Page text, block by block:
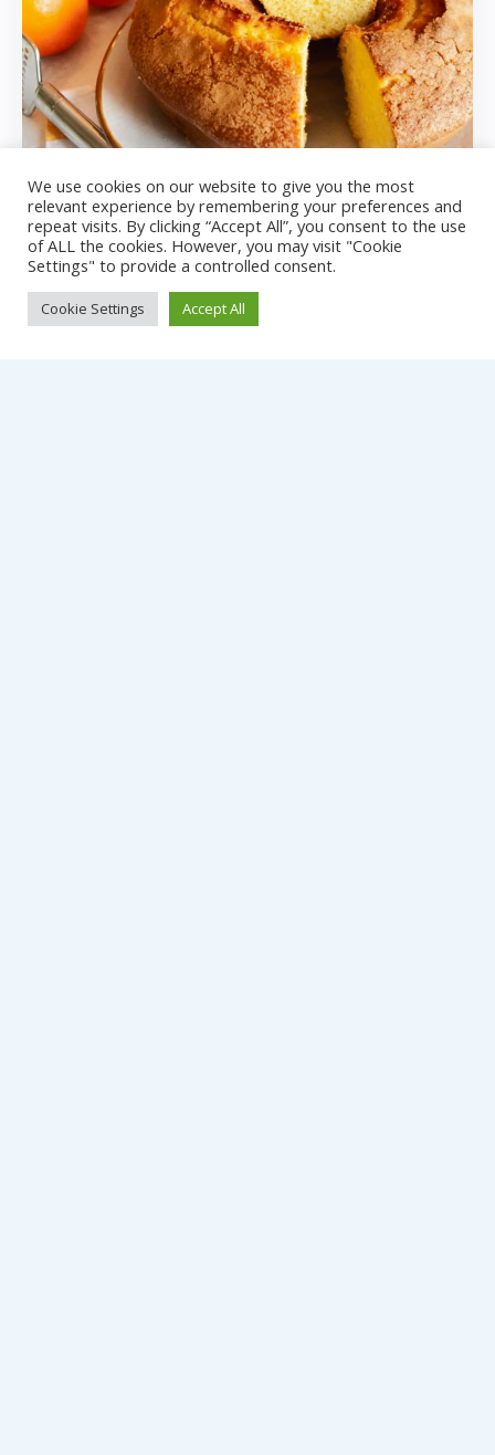
Le nostre colazioni
We use cookies on our website to give you the most
relevant experience by remembering your preferences and
repeat visits. By clicking “Accept All”, you consent to the use
of ALL the cookies. However, you may visit "Cookie
Settings" to provide a controlled consent.
Cookie Settings Accept All